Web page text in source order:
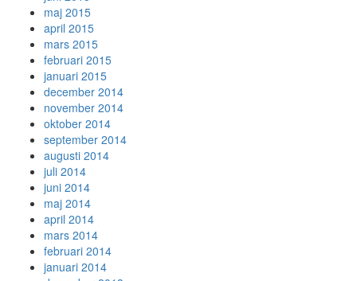
maj 2015
april 2015
mars 2015
februari 2015
januari 2015
december 2014
november 2014
oktober 2014
september 2014
augusti 2014
juli 2014
juni 2014
maj 2014
april 2014
mars 2014
februari 2014
januari 2014